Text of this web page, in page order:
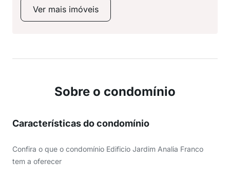
Ver mais imóveis
Sobre o condomínio
Características do condomínio
Confira o que o condomínio Edificio Jardim Analia Franco
tem a oferecer